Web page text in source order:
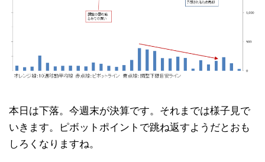
本日は下落。今週末が決算です。それまでは様子見で
いきます。ピボットポイントで跳ね返すようだとおも
しろくなりますね。